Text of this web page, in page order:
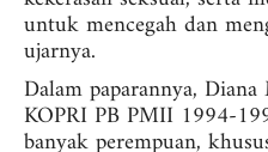
untuk mencegah dan
ujarnya.
Dalam paparannya,
KOPRI PB PMII 1994-
banyak perempuan,